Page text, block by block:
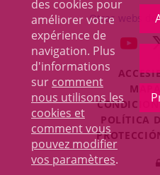
des cookies pour
améliorer votre
expérience de
navigation. Plus
d'informations
sur comment
nous utilisons les
cookies et
comment vous
pouvez modifier
vos paramètres.
Otras webs
MAPA
POLÍTICA